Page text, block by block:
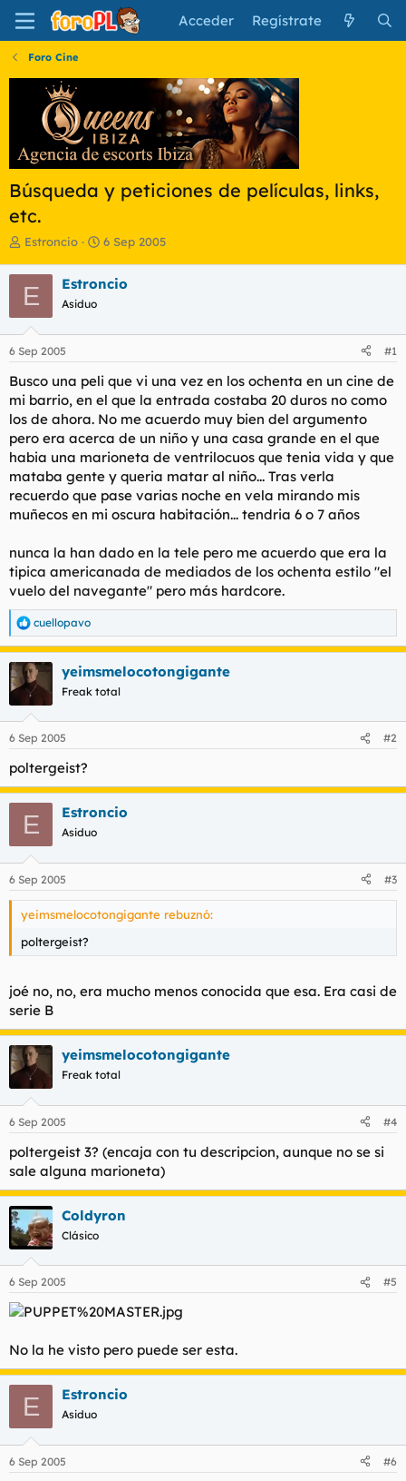
Acceder Regístrate
Foro Cine
Búsqueda y peticiones de películas, links,
etc.
I
i
c
i
a
d
o
d
e
l
t
e
m
a
Estroncio
F
h
e
i
c
i
o
6 Sep 2005
E Estroncio
Asiduo
6 Sep 2005 #1
Busco una peli que vi una vez en los ochenta en un cine de
mi barrio, en el que la entrada costaba 20 duros no como
los de ahora. No me acuerdo muy bien del argumento
pero era acerca de un niño y una casa grande en el que
habia una marioneta de ventrilocuos que tenia vida y que
mataba gente y queria matar al niño... Tras verla
recuerdo que pase varias noche en vela mirando mis
muñecos en mi oscura habitación... tendria 6 o 7 años
nunca la han dado en la tele pero me acuerdo que era la
tipica americanada de mediados de los ochenta estilo "el
vuelo del navegante" pero más hardcore.
R
e
a
c
c
e
:
cuellopavo
yeimsmelocotongigante
Freak total
6 Sep 2005 #2
poltergeist?
E Estroncio
Asiduo
6 Sep 2005 #3
yeimsmelocotongigante rebuznó:
poltergeist?
joé no, no, era mucho menos conocida que esa. Era casi de
serie B
yeimsmelocotongigante
Freak total
6 Sep 2005 #4
poltergeist 3? (encaja con tu descripcion, aunque no se si
sale alguna marioneta)
Coldyron
Clásico
6 Sep 2005 #5
No la he visto pero puede ser esta.
E Estroncio
Asiduo
6 Sep 2005 #6